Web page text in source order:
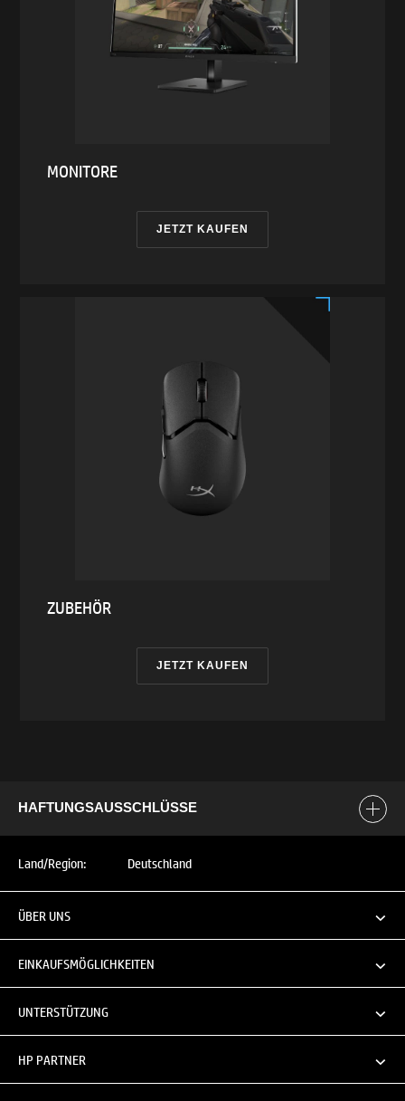
MONITORE
JETZT KAUFEN
ZUBEHÖR
JETZT KAUFEN
HAFTUNGSAUSSCHLÜSSE
Land/Region: Deutschland
ÜBER UNS
EINKAUFSMÖGLICHKEITEN
UNTERSTÜTZUNG
HP PARTNER